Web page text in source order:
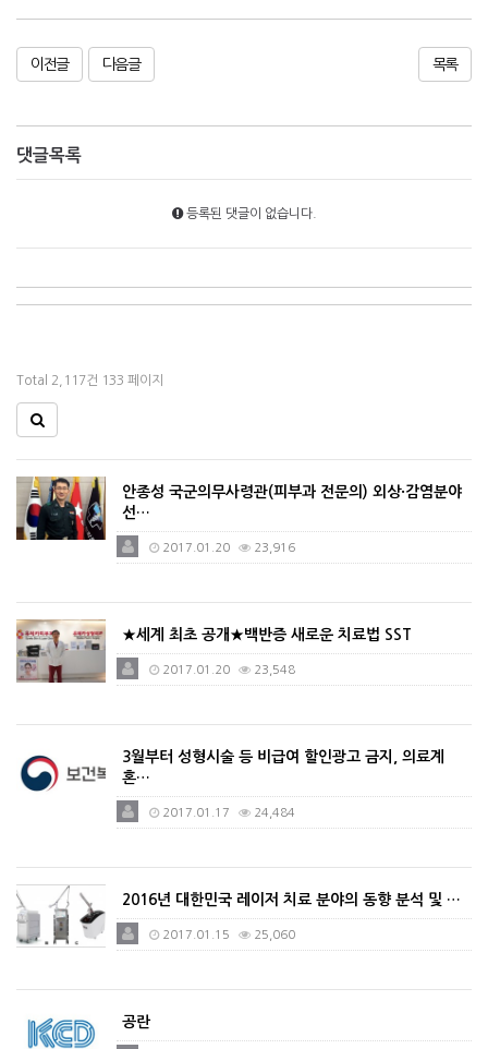
이전글 다음글 목록
댓글목록
등록된 댓글이 없습니다.
Total 2,117건 133 페이지
안종성 국군의무사령관(피부과 전문의) 외상·감염분야
선…
2017.01.20 23,916
★세계 최초 공개★백반증 새로운 치료법 SST
2017.01.20 23,548
3월부터 성형시술 등 비급여 할인광고 금지, 의료계
혼…
2017.01.17 24,484
2016년 대한민국 레이저 치료 분야의 동향 분석 및 …
2017.01.15 25,060
공란